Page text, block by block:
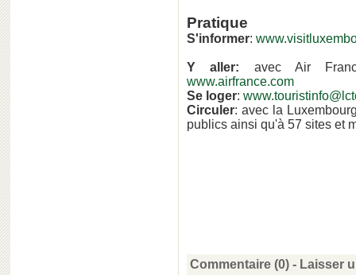
Pratique
S'informer:
Y aller: avec Air
www.airfrance.com
Se loger:
Circuler: avec la
publics ainsi qu'à 57 sites et
Commentaire (0) - Laisser